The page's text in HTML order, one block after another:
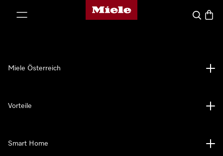
Miele-Homepage
Suche
Miele Österreich
Vorteile
Smart Home